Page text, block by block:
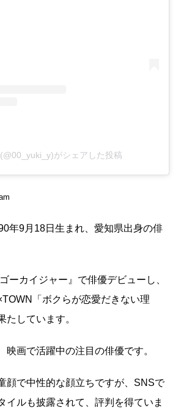
がシェアした投稿
年9月18日生まれ、愛知県出身の俳
ーカイジャー』で俳優デビューし、
「ボクらが恋愛だきない理
たしています。
映画で活躍中の注目の俳優です。
顔で中性的な顔立ちですが、SNSで
イルも披露されて、評判を得ていま